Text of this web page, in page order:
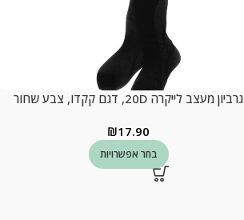
גרביון מעצב לייקרה 20D, דגם קקדו, צבע שחור
₪17.90
בחר אפשרויות